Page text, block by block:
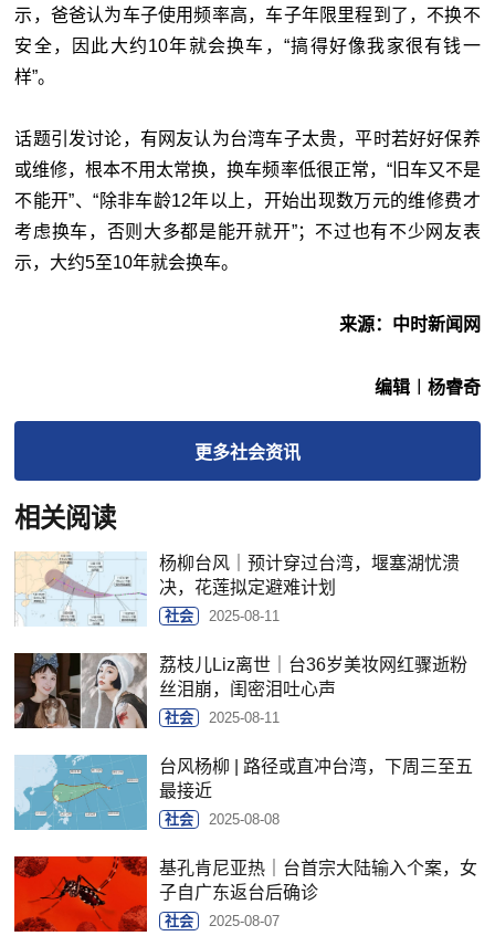
示，爸爸认为车子使用频率高，车子年限里程到了，不换不
安全，因此大约10年就会换车，“搞得好像我家很有钱一
样”。
话题引发讨论，有网友认为台湾车子太贵，平时若好好保养
或维修，根本不用太常换，换车频率低很正常，“旧车又不是
不能开”、“除非车龄12年以上，开始出现数万元的维修费才
考虑换车，否则大多都是能开就开”；不过也有不少网友表
示，大约5至10年就会换车。
来源：中时新闻网
编辑︱杨睿奇
更多社会资讯
相关阅读
杨柳台风｜预计穿过台湾，堰塞湖忧溃
决，花莲拟定避难计划
社会 2025-08-11
荔枝儿Liz离世｜台36岁美妆网红骤逝粉
丝泪崩，闺密泪吐心声
社会 2025-08-11
台风杨柳 | 路径或直冲台湾，下周三至五
最接近
社会 2025-08-08
基孔肯尼亚热｜台首宗大陆输入个案，女
子自广东返台后确诊
社会 2025-08-07